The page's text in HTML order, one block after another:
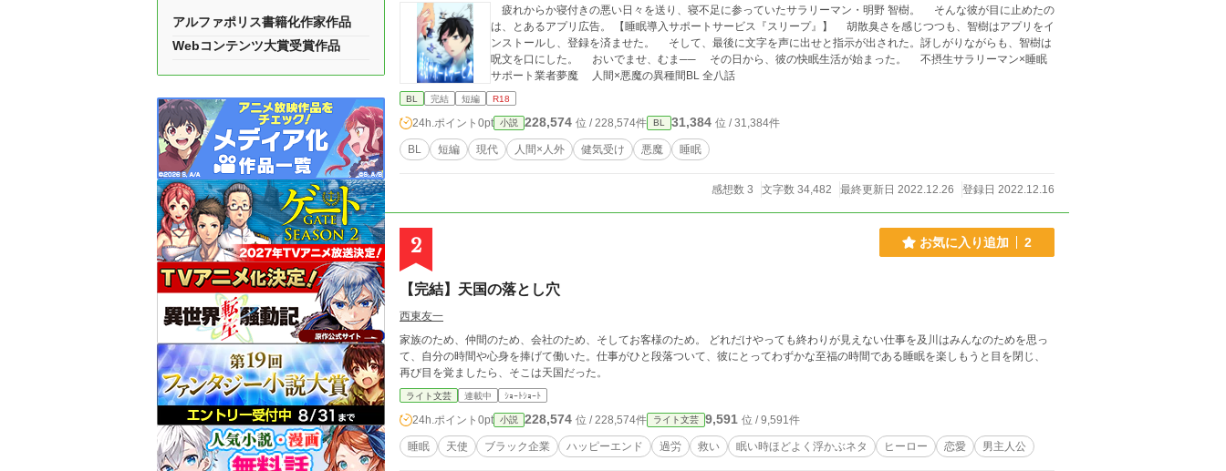
疲れからか寝付きの悪い日々を送り、寝不足に参っていたサラリーマン・明野 智樹。 そんな彼が目に止めたの
は、とあるアプリ広告。 【睡眠導入サポートサービス『スリープ』】 胡散臭さを感じつつも、智樹はアプリをイ
ンストールし、登録を済ませた。 そして、最後に文字を声に出せと指示が出された。訝しがりながらも、智樹は
呪文を口にした。 おいでませ、むま── その日から、彼の快眠生活が始まった。 不摂生サラリーマン×睡眠
サポート業者夢魔 人間×悪魔の異種間BL 全八話
BL 完結 短編 R18
24h.ポイント 0pt 小説 228,574 位 / 228,574件 BL 31,384 位 / 31,384件
BL 短編 現代 人間×人外 健気受け 悪魔 睡眠
感想数 3 文字数 34,482 最終更新日 2022.12.26 登録日 2022.12.16
2 お気に入り追加 2
【完結】天国の落とし穴
西東友一
家族のため、仲間のため、会社のため、そしてお客様のため。 どれだけやっても終わりが見えない仕事を及川はみんなのためを思っ
て、自分の時間や心身を捧げて働いた。仕事がひと段落ついて、彼にとってわずかな至福の時間である睡眠を楽しもうと目を閉じ、
再び目を覚ましたら、そこは天国だった。
ライト文芸 連載中 ｼｮｰﾄｼｮｰﾄ
24h.ポイント 0pt 小説 228,574 位 / 228,574件 ライト文芸 9,591 位 / 9,591件
睡眠 天使 ブラック企業 ハッピーエンド 過労 救い 眠い時ほどよく浮かぶネタ ヒーロー 恋愛 男主人公
アルファポリス書籍化作家作品
Webコンテンツ大賞受賞作品